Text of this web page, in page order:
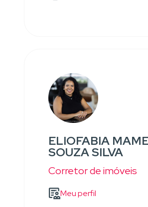
ELIOFABIA
SOUZA SILVA
Corretor de imóveis
Meu perfil